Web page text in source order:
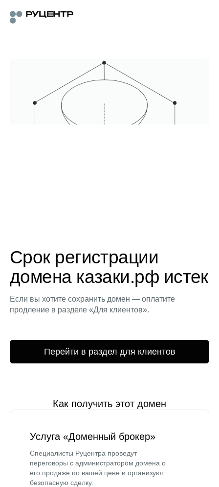
Срок регистрации
домена казаки.рф истек
Если вы хотите сохранить домен — оплатите
продление в разделе «Для клиентов».
Перейти в раздел для клиентов
Как получить этот домен
Услуга «Доменный брокер»
Специалисты Руцентра проведут
переговоры с администратором домена о
его продаже по вашей цене и организуют
безопасную сделку.